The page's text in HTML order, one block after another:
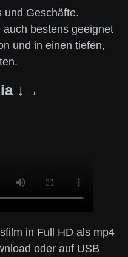
und Geschäfte.
bestens geeignet
und in einen tiefen,
↓→
in Full HD als mp4
oder auf USB